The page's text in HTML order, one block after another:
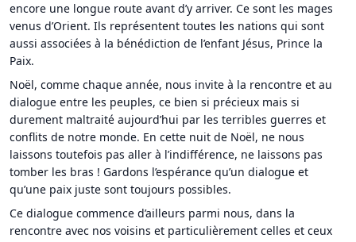
encore une longue route avant d’y arriver. Ce sont les mages
venus d’Orient. Ils représentent toutes les nations qui sont
aussi associées à la bénédiction de l’enfant Jésus, Prince la
Paix.
Noël, comme chaque année, nous invite à la rencontre et au
dialogue entre les peuples, ce bien si précieux mais si
durement maltraité aujourd’hui par les terribles guerres et
conflits de notre monde. En cette nuit de Noël, ne nous
laissons toutefois pas aller à l’indifférence, ne laissons pas
tomber les bras ! Gardons l’espérance qu’un dialogue et
qu’une paix juste sont toujours possibles.
Ce dialogue commence d’ailleurs parmi nous, dans la
rencontre avec nos voisins et particulièrement celles et ceux